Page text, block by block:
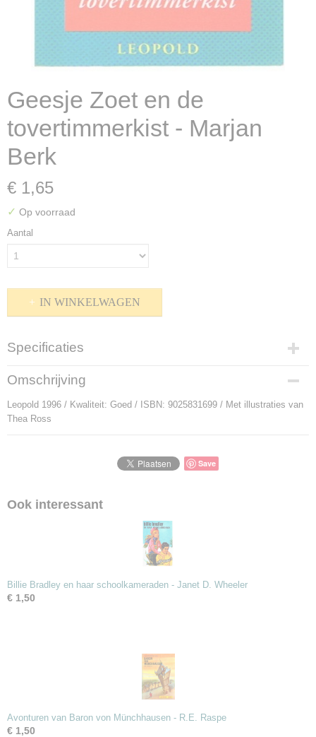
Geesje Zoet en de
tovertimmerkist - Marjan
Berk
€ 1,65
✓ Op voorraad
Aantal
IN WINKELWAGEN
Specificaties
Productcode
P-907008
Bruto gewicht
105,00 g
Omschrijving
Leopold 1996 / Kwaliteit: Goed / ISBN: 9025831699 / Met illustraties van
Thea Ross
Save
Ook interessant
Billie Bradley en haar schoolkameraden - Janet D. Wheeler
€ 1,50
Avonturen van Baron von Münchhausen - R.E. Raspe
€ 1,50